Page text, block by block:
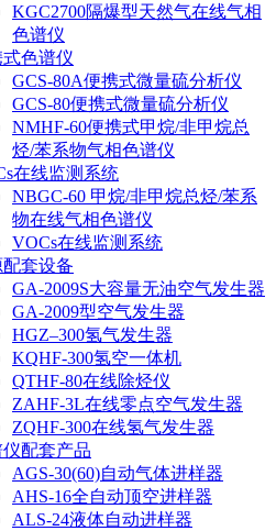
KGC2700隔爆型天然气在线气相
色谱仪
色谱仪
GCS-80A便携式微量硫分析仪
GCS-80便携式微量硫分析仪
NMHF-60便携式甲烷/非甲烷总
烃/苯系物气相色谱仪
在线监测系统
NBGC-60 甲烷/非甲烷总烃/苯系
物在线气相色谱仪
VOCs在线监测系统
套设备
GA-2009S大容量无油空气发生器
GA-2009型空气发生器
HGZ–300氢气发生器
KQHF-300氢空一体机
QTHF-80在线除烃仪
ZAHF-3L在线零点空气发生器
ZQHF-300在线氢气发生器
配套产品
AGS-30(60)自动气体进样器
AHS-16全自动顶空进样器
ALS-24液体自动进样器